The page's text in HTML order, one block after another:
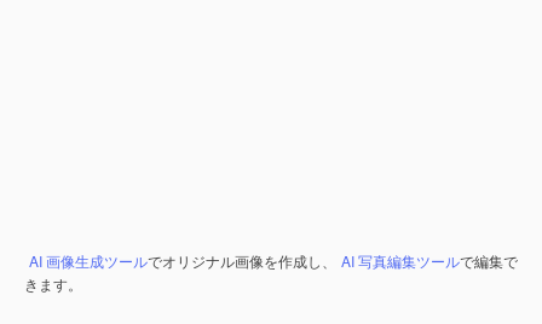
AI 画像生成ツールでオリジナル画像を作成し、 AI 写真編集ツールで編集で
きます。